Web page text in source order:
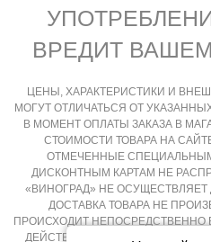
ВРЕДИТ
ЦЕНЫ, ХАРАКТЕРИСТИКИ И
МОГУТ ОТЛИЧАТЬСЯ ОТ
В МОМЕНТ ОПЛАТЫ ЗАКАЗА В
СТОИМОСТИ ТОВАРА НА
ОТМЕЧЕННЫЕ
ДИСКОНТНЫМ КАРТАМ НЕ
«ВИНОГРАД» НЕ
ДОСТАВКА ТОВАРА НЕ
ПРОИСХОДИТ НЕПОСРЕДСТВЕННО
ДЕЙСТВУЮЩИМ